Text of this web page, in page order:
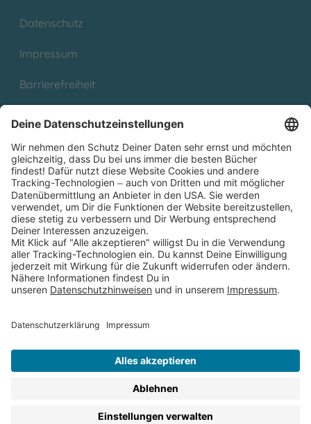
Datenschutz
Impressum
Barrierefreiheit
Partnerprogramm (Affiliate)
Folge uns auf
* Versandkostenfrei ab 9,00 € Bestellwert innerhalb
Deutschlands
** Lieferzeit 1-3 Werktage innerhalb Deutschlands
Thienemann-Esslinger Verlag GmbH, Blumenstraße 36, D-70182